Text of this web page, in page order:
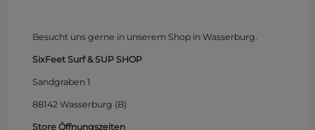
Besucht uns gerne in unserem Shop in Wasserburg.
SixFeet Surf & SUP SHOP
Sandgraben 1
88142 Wasserburg (B)
Store Öffnungszeiten